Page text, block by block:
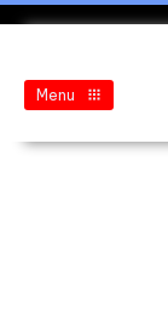
Menu